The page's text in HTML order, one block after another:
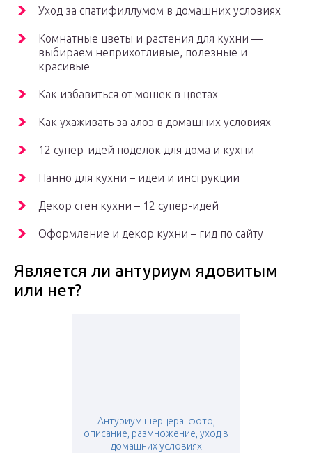
Уход за спатифиллумом в домашних условиях
Комнатные цветы и растения для кухни —
выбираем неприхотливые, полезные и
красивые
Как избавиться от мошек в цветах
Как ухаживать за алоэ в домашних условиях
12 супер-идей поделок для дома и кухни
Панно для кухни – идеи и инструкции
Декор стен кухни – 12 супер-идей
Оформление и декор кухни – гид по сайту
Является ли антуриум ядовитым
или нет?
Антуриум шерцера: фото,
описание, размножение, уход в
домашних условиях